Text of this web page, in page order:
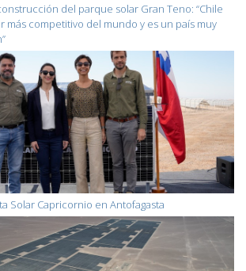
del parque solar Gran Teno: “Chile
más competitivo del mundo y es un país muy
Solar Capricornio en Antofagasta